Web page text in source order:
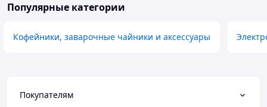
Популярные категории
Кофейники, заварочные чайники и аксессуары
Покупателям